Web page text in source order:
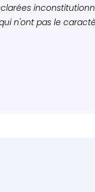
n'ont pas le